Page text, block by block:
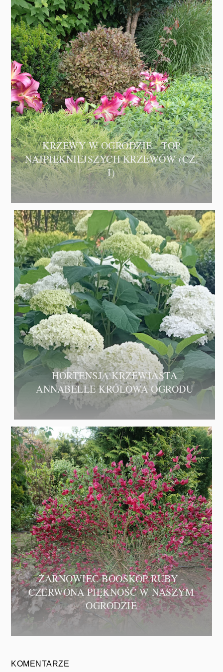
KRZEWY W OGRODZIE - TOP
NAJPIĘKNIEJSZYCH KRZEWÓW (CZ.
I)
HORTENSJA KRZEWIASTA
ANNABELLE KRÓLOWA OGRODU
ŻARNOWIEC BOOSKOP RUBY -
CZERWONA PIĘKNOŚĆ W NASZYM
OGRODZIE
KOMENTARZE